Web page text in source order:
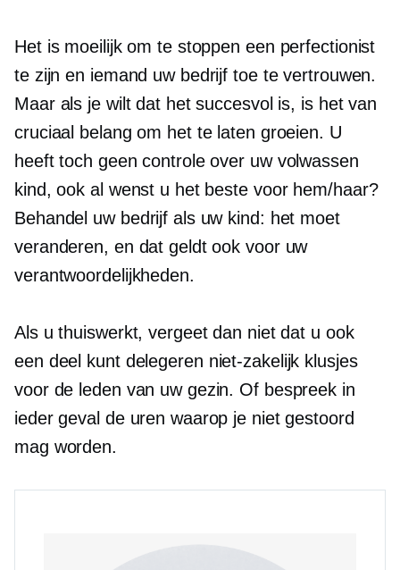
Het is moeilijk om te stoppen een perfectionist
te zijn en iemand uw bedrijf toe te vertrouwen.
Maar als je wilt dat het succesvol is, is het van
cruciaal belang om het te laten groeien. U
heeft toch geen controle over uw volwassen
kind, ook al wenst u het beste voor hem/haar?
Behandel uw bedrijf als uw kind: het moet
veranderen, en dat geldt ook voor uw
verantwoordelijkheden.
Als u thuiswerkt, vergeet dan niet dat u ook
een deel kunt delegeren niet-zakelijk klusjes
voor de leden van uw gezin. Of bespreek in
ieder geval de uren waarop je niet gestoord
mag worden.